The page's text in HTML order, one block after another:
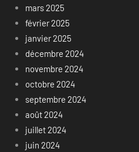
mars 2025
février 2025
janvier 2025
décembre 2024
novembre 2024
octobre 2024
septembre 2024
août 2024
juillet 2024
juin 2024